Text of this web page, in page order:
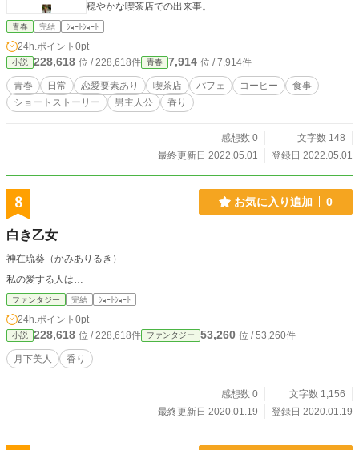
穏やかな喫茶店での出来事。
青春 完結 ｼｮｰﾄｼｮｰﾄ
24h.ポイント 0pt
小説 228,618 位 / 228,618件 青春 7,914 位 / 7,914件
青春 日常 恋愛要素あり 喫茶店 パフェ コーヒー
食事
ショートストーリー
男主人公 香り
感想数 0
文字数 148
最終更新日 2022.05.01
登録日 2022.05.01
8 お気に入り追加 0
白き乙女
神在琉葵（かみありるき）
私の愛する人は…
ファンタジー 完結 ｼｮｰﾄｼｮｰﾄ
24h.ポイント 0pt
小説 228,618 位 / 228,618件 ファンタジー 53,260 位 / 53,260件
月下美人 香り
感想数 0
文字数 1,156
最終更新日 2020.01.19
登録日 2020.01.19